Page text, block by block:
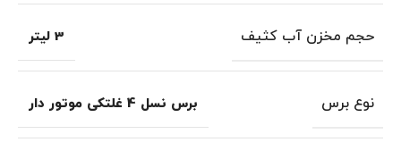
حجم مخزن آب کثیف 3 لیتر
نوع برس برس نسل 4 غلتکی موتور دار